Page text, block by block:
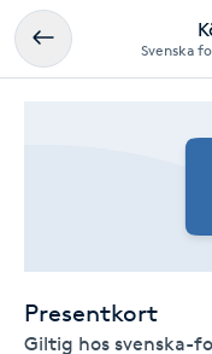
Svenska
Presentkort
Giltig hos svenska-